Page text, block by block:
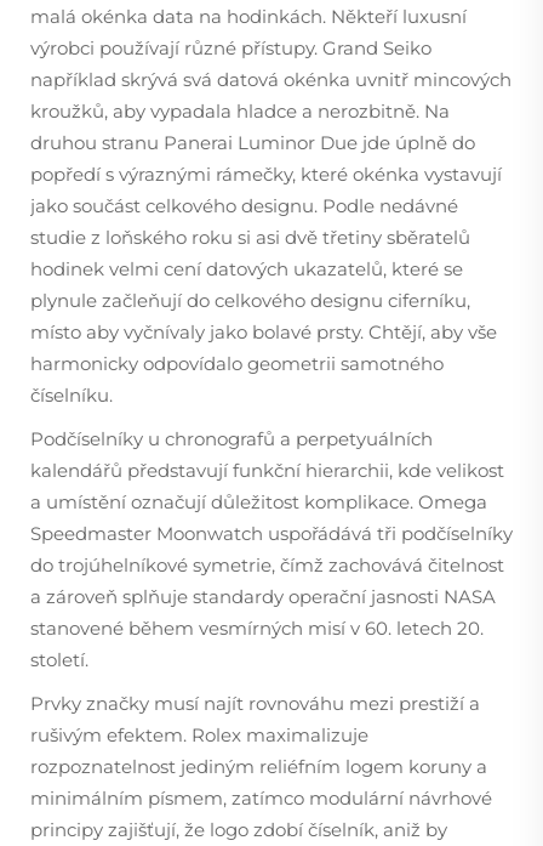
malá okénka data na hodinkách. Někteří luxusní
výrobci používají různé přístupy. Grand Seiko
například skrývá svá datová okénka uvnitř mincových
kroužků, aby vypadala hladce a nerozbitně. Na
druhou stranu Panerai Luminor Due jde úplně do
popředí s výraznými rámečky, které okénka vystavují
jako součást celkového designu. Podle nedávné
studie z loňského roku si asi dvě třetiny sběratelů
hodinek velmi cení datových ukazatelů, které se
plynule začleňují do celkového designu ciferníku,
místo aby vyčnívaly jako bolavé prsty. Chtějí, aby vše
harmonicky odpovídalo geometrii samotného
číselníku.
Podčíselníky u chronografů a perpetyuálních
kalendářů představují funkční hierarchii, kde velikost
a umístění označují důležitost komplikace. Omega
Speedmaster Moonwatch uspořádává tři podčíselníky
do trojúhelníkové symetrie, čímž zachovává čitelnost
a zároveň splňuje standardy operační jasnosti NASA
stanovené během vesmírných misí v 60. letech 20.
století.
Prvky značky musí najít rovnováhu mezi prestiží a
rušivým efektem. Rolex maximalizuje
rozpoznatelnost jediným reliéfním logem koruny a
minimálním písmem, zatímco modulární návrhové
principy zajišťují, že logo zdobí číselník, aniž by